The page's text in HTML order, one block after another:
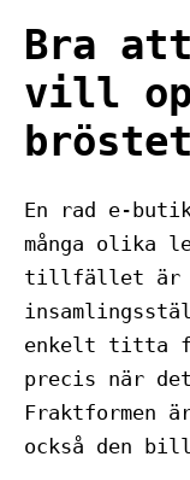
Bra
vill
bröstet
En rad e-
många olika
tillfället är
enkelt titta
precis när
Fraktformen
också den